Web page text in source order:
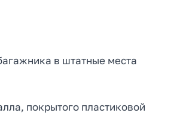
в штатные места
покрытого пластиковой